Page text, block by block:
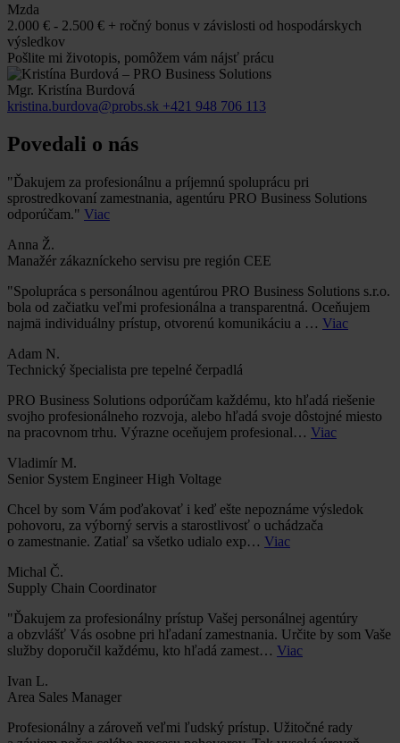
Mzda
2.000 € - 2.500 € + ročný bonus v závislosti od hospodárskych
výsledkov
Pošlite mi životopis, pomôžem vám nájsť prácu
Mgr. Kristína Burdová
kristina.burdova@probs.sk +421 948 706 113
Povedali o nás
"Ďakujem za profesionálnu a príjemnú spoluprácu pri
sprostredkovaní zamestnania, agentúru PRO Business Solutions
odporúčam." Viac
Anna Ž.
Manažér zákazníckeho servisu pre región CEE
"Spolupráca s personálnou agentúrou PRO Business Solutions s.r.o.
bola od začiatku veľmi profesionálna a transparentná. Oceňujem
najmä individuálny prístup, otvorenú komunikáciu a … Viac
Adam N.
Technický špecialista pre tepelné čerpadlá
PRO Business Solutions odporúčam každému, kto hľadá riešenie
svojho profesionálneho rozvoja, alebo hľadá svoje dôstojné miesto
na pracovnom trhu. Výrazne oceňujem profesional… Viac
Vladimír M.
Senior System Engineer High Voltage
Chcel by som Vám poďakovať i keď ešte nepoznáme výsledok
pohovoru, za výborný servis a starostlivosť o uchádzača
o zamestnanie. Zatiaľ sa všetko udialo exp… Viac
Michal Č.
Supply Chain Coordinator
"Ďakujem za profesionálny prístup Vašej personálnej agentúry
a obzvlášť Vás osobne pri hľadaní zamestnania. Určite by som Vaše
služby doporučil každému, kto hľadá zamest… Viac
Ivan L.
Area Sales Manager
Profesionálny a zároveň veľmi ľudský prístup. Užitočné rady